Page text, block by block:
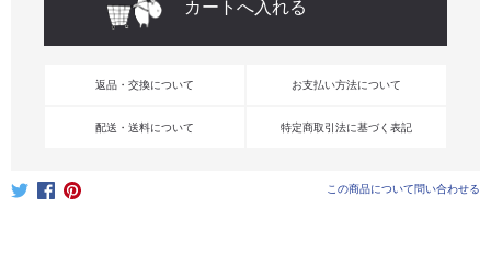
返品・交換について お支払い方法について
配送・送料について 特定商取引法に基づく表記
この商品について問い合わせる